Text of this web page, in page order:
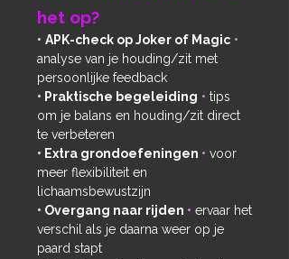
het op?
• APK-check op Joker of Magic •
analyse van je houding/zit met
persoonlijke feedback
• Praktische begeleiding • tips
om je balans en houding/zit direct
te verbeteren
• Extra grondoefeningen • voor
meer flexibiliteit en
lichaamsbewustzijn
• Overgang naar rijden • ervaar het
verschil als je daarna weer op je
paard stapt